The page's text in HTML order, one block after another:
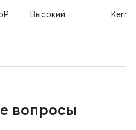
Высокий Kernel
вопросы